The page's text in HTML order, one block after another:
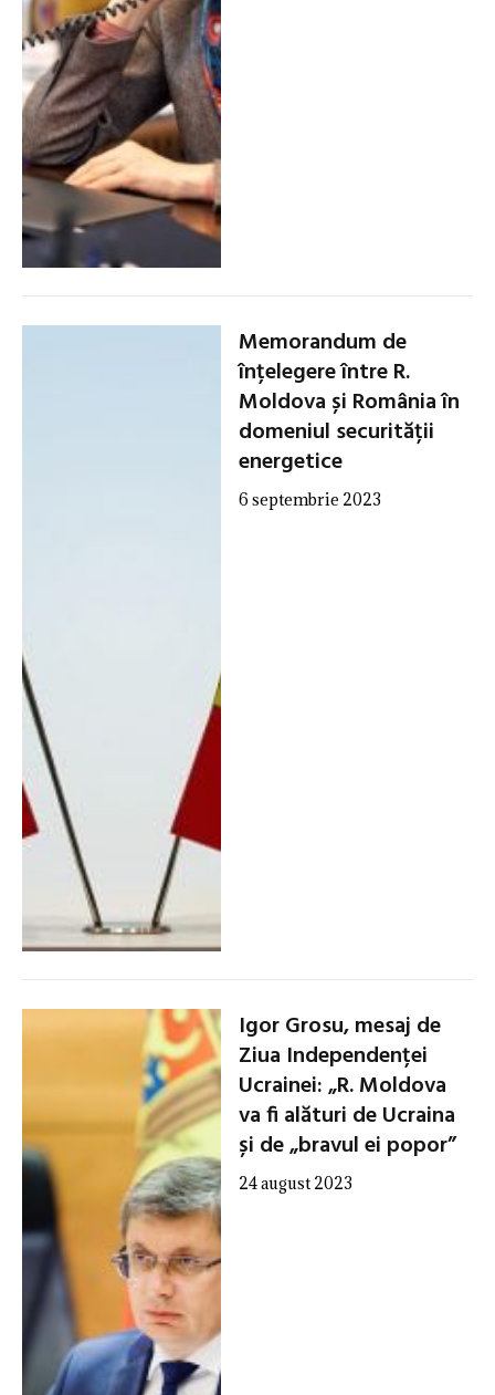
Memorandum de
înțelegere între R.
Moldova și România în
domeniul securității
energetice
6 septembrie 2023
Igor Grosu, mesaj de
Ziua Independenței
Ucrainei: „R. Moldova
va fi alături de Ucraina
și de „bravul ei popor”
24 august 2023